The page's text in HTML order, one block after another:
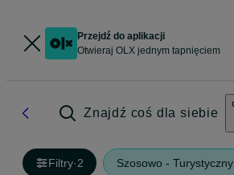
Przejdź do aplikacji
Otwieraj OLX jednym tapnięciem
Znajdź coś dla siebie
Filtry·2 Szosowo - Turystyczny